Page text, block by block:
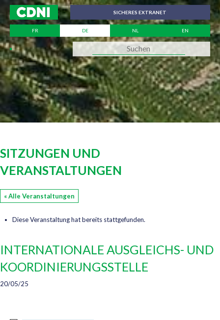
SICHERES EXTRANET
FR DE NL EN
SITZUNGEN UND
VERANSTALTUNGEN
« Alle Veranstaltungen
Diese Veranstaltung hat bereits stattgefunden.
INTERNATIONALE AUSGLEICHS- UND
KOORDINIERUNGSSTELLE
20/05/25
Cookie-Einstellungen